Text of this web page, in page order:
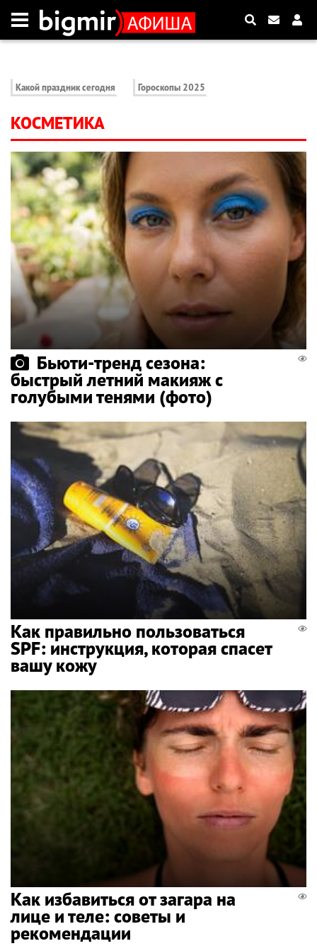
Какой праздник сегодня Гороскопы 2025
КОСМЕТИКА
Бьюти-тренд сезона:
быстрый летний макияж с
голубыми тенями (фото)
Как правильно пользоваться
SPF: инструкция, которая спасет
вашу кожу
Как избавиться от загара на
лице и теле: советы и
рекомендации